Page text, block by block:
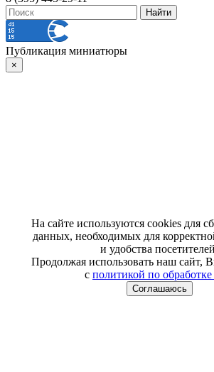
Публикация миниатюры
×
На сайте используются cookies для
данных, необходимых для
и удобства
Продолжая использовать наш сайт,
с политикой по
Соглашаюсь